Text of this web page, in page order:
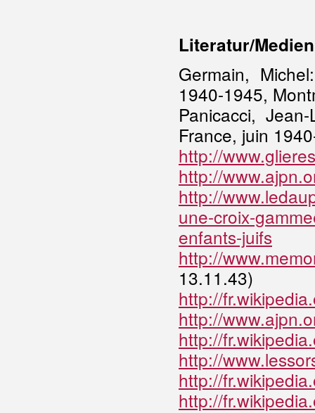
Literatur/Medien
Germain,
1940-1945,
Panicacci,
France, juin
http://
http://
http://
une-croix-
enfants-juifs
http://
13.11.43)
http://
http://
http://
http://
http://
http://